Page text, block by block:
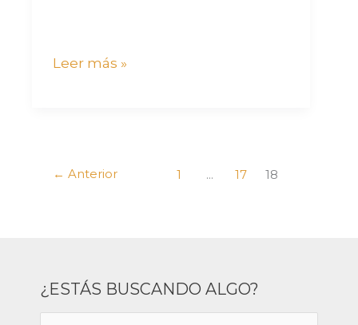
¿ESTÁS BUSCANDO ALGO?
Leer más »
← Anterior 1 … 17 18